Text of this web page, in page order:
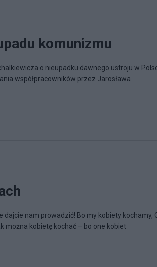
komunizmu
o nieupadku dawnego ustroju w
współpracowników przez Jarosława
nam prowadzić! Bo my kobiety kochamy,
można kobietę kochać – bo one kobiet